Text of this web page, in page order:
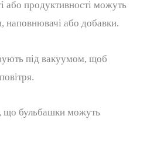
або продуктивності можуть
наповнювачі або добавки.
під вакуумом, щоб
що бульбашки можуть